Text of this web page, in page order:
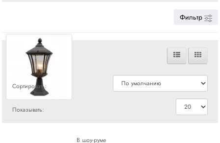
Фильтр
Сравнения
Сортировать:
Показывать:
В шоу-руме